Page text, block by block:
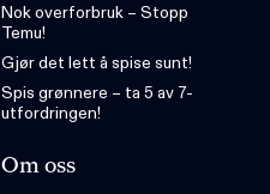
Nok overforbruk – Stopp
Temu!
Gjør det lett å spise sunt!
Spis grønnere – ta 5 av 7-
utfordringen!
Om oss